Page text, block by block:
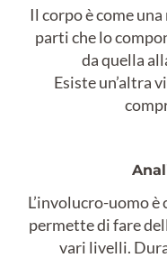
Il corpo è come
parti che lo
da quella
Esiste un’altra
L’involucro-uomo
permette di fare
vari livelli.